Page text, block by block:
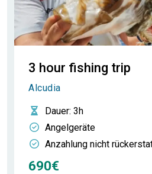
3 hour fishing trip
Alcudia
Dauer: 3h
Angelgeräte
Anzahlung nicht
690€